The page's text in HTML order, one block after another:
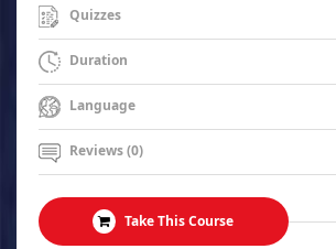
Quizzes
Duration
Language
Reviews (0)
Take This Course